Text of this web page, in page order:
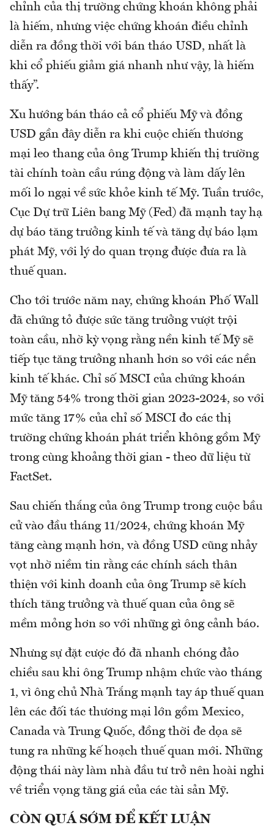
chỉnh của thị trường chứng khoán không phải
là hiếm, nhưng việc chứng khoán điều chỉnh
diễn ra đồng thời với bán tháo USD, nhất là
khi cổ phiếu giảm giá nhanh như vậy, là hiếm
thấy”.
Xu hướng bán tháo cả cổ phiếu Mỹ và đồng
USD gần đây diễn ra khi cuộc chiến thương
mại leo thang của ông Trump khiến thị trường
tài chính toàn cầu rúng động và làm dấy lên
mối lo ngại về sức khỏe kinh tế Mỹ. Tuần trước,
Cục Dự trữ Liên bang Mỹ (Fed) đã mạnh tay hạ
dự báo tăng trưởng kinh tế và tăng dự báo lạm
phát Mỹ, với lý do quan trọng được đưa ra là
thuế quan.
Cho tới trước năm nay, chứng khoán Phố Wall
đã chứng tỏ được sức tăng trưởng vượt trội
toàn cầu, nhờ kỳ vọng rằng nền kinh tế Mỹ sẽ
tiếp tục tăng trưởng nhanh hơn so với các nền
kinh tế khác. Chỉ số MSCI của chứng khoán
Mỹ tăng 54% trong thời gian 2023-2024, so với
mức tăng 17% của chỉ số MSCI đo các thị
trường chứng khoán phát triển không gồm Mỹ
trong cùng khoảng thời gian - theo dữ liệu từ
FactSet.
Sau chiến thắng của ông Trump trong cuộc bầu
cử vào đầu tháng 11/2024, chứng khoán Mỹ
tăng càng mạnh hơn, và đồng USD cũng nhảy
vọt nhờ niềm tin rằng các chính sách thân
thiện với kinh doanh của ông Trump sẽ kích
thích tăng trưởng và thuế quan của ông sẽ
mềm mỏng hơn so với những gì ông cảnh báo.
Nhưng sự đặt cược đó đã nhanh chóng đảo
chiều sau khi ông Trump nhậm chức vào tháng
1, vì ông chủ Nhà Trắng mạnh tay áp thuế quan
lên các đối tác thương mại lớn gồm Mexico,
Canada và Trung Quốc, đồng thời đe dọa sẽ
tung ra những kế hoạch thuế quan mới. Những
động thái này làm nhà đầu tư trở nên hoài nghi
về triển vọng tăng giá của các tài sản Mỹ.
CÒN QUÁ SỚM ĐỂ KẾT LUẬN